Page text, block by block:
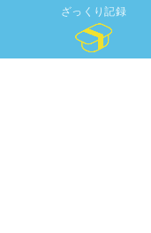
ざっくり記録